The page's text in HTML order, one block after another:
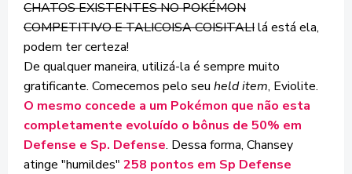
CHATOS EXISTENTES NO POKÉMON
COMPETITIVO E TALICOISA COISITALIlá está ela,
podem ter certeza!
De qualquer maneira, utilizá-la é sempre muito
gratificante. Comecemos pelo seu held item, Eviolite.
O mesmo concede a um Pokémon que não esta
completamente evoluído o bônus de 50% em
Defense e Sp. Defense. Dessa forma, Chansey
atinge "humildes" 258 pontos em Sp Defense